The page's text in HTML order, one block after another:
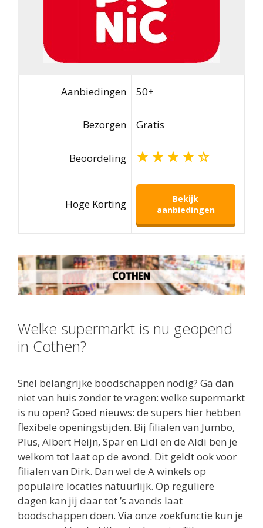
Aanbiedingen 50+
Bezorgen Gratis
Beoordeling
Hoge Korting
Bekijk
aanbiedingen
Welke supermarkt is nu geopend
in Cothen?
Snel belangrijke boodschappen nodig? Ga dan
niet van huis zonder te vragen: welke supermarkt
is nu open? Goed nieuws: de supers hier hebben
flexibele openingstijden. Bij filialen van Jumbo,
Plus, Albert Heijn, Spar en Lidl en de Aldi ben je
welkom tot laat op de avond. Dit geldt ook voor
filialen van Dirk. Dan wel de A winkels op
populaire locaties natuurlijk. Op reguliere
dagen kan jij daar tot ’s avonds laat
boodschappen doen. Via onze zoekfunctie kun je